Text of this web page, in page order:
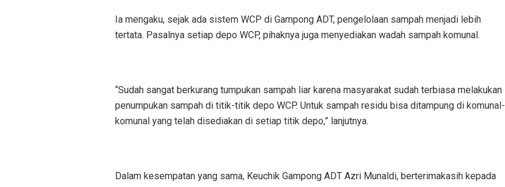
Ia mengaku, sejak ada sistem WCP di Gampong ADT, pengelolaan sampah menjadi lebih
tertata. Pasalnya setiap depo WCP, pihaknya juga menyediakan wadah sampah komunal.
“Sudah sangat berkurang tumpukan sampah liar karena masyarakat sudah terbiasa melakukan
penumpukan sampah di titik-titik depo WCP. Untuk sampah residu bisa ditampung di komunal-
komunal yang telah disediakan di setiap titik depo,” lanjutnya.
Dalam kesempatan yang sama, Keuchik Gampong ADT Azri Munaldi, berterimakasih kepada